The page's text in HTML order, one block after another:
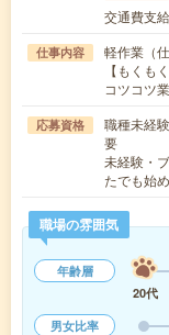
交通費支給
仕事内容
軽作業（
【もくも
コツコツ
応募資格
職種未経
要
未経験・
たでも始
職場の雰囲気
年齢層
20代
男女比率